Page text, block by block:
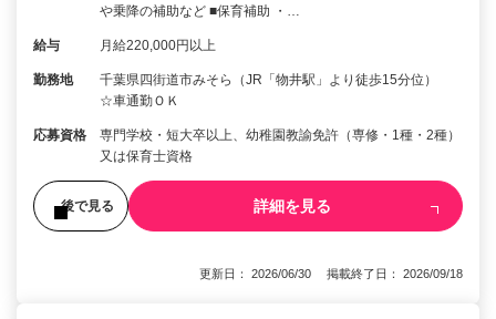
や乗降の補助など ■保育補助 ・…
給与 月給220,000円以上
勤務地
千葉県四街道市みそら（JR「物井駅」より徒歩15分位）
☆車通勤ＯＫ
応募資格
専門学校・短大卒以上、幼稚園教諭免許（専修・1種・2種）
又は保育士資格
後で見る 詳細を見る
更新日： 2026/06/30 掲載終了日： 2026/09/18